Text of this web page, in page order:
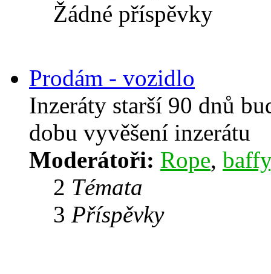
Žádné příspěvky
Prodám - vozidlo
Inzeráty starší 90 dnů
dobu vyvěšení inzerátu
Moderátoři: Rope, baffy
2 Témata
3 Příspěvky